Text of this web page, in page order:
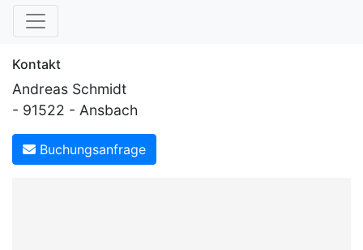
Kontakt
Andreas Schmidt
- 91522 - Ansbach
Buchungsanfrage